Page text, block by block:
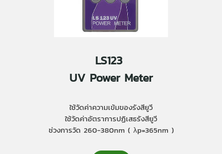
LS123
UV Power Meter
ใช้วัดค่าความเข้มของรังสียูวี
ใช้วัดค่าอัตราการปฏิเสธรังสียูวี
ช่วงการวัด 260-380nm ( λp=365nm )